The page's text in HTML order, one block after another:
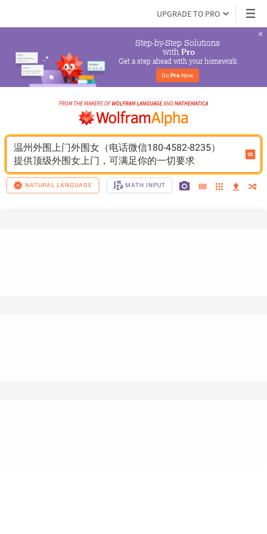
UPGRADE TO PRO
Step-by-Step Solutions
with Pro
Get a step ahead with your homework
Go Pro Now
温州外围上门外围女（电话微信180-4582-8235）
提供顶级外围女上门，可满足你的一切要求
NATURAL LANGUAGE MATH INPUT